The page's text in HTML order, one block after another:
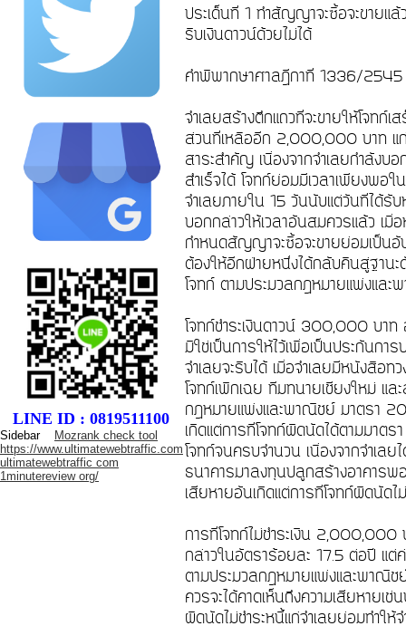
LINE ID : 0819511100
Sidebar
Mozrank check tool
https://www.ultimatewebtraffic.com
ultimatewebtraffic com
1minutereview org/
ประเด็นที่ 1 ทำสัญญาจะซื้อจะขายแ
ริบเงินดาวน์ด้วยไม่ได้
คำพิพากษาศาลฎีกาที่ 1336/
จำเลยสร้างตึกแถวที่จะขายให้โจทก์
ส่วนที่เหลืออีก 2,000,000 บาท แก่จ
สาระสำคัญ เนื่องจากจำเลยกำลังบ
สำเร็จได้ โจทก์ย่อมมีเวลาเพียงพอใ
จำเลยภายใน 15 วันนับแต่วันที่ได้รั
บอกกล่าวให้เวลาอันสมควรแล้ว เมื่
กำหนดสัญญาจะซื้อจะขายย่อมเป็น
ต้องให้อีกฝ่ายหนึ่งได้กลับคืนสู่ฐาน
โจทก์ ตามประมวลกฎหมายแพ่งแล
โจทก์ชำระเงินดาวน์ 300,000 บา
มิใช่เป็นการให้ไว้เพื่อเป็นประกันก
จำเลยจะริบได้ เมื่อจำเลยมีหนังสือ
โจทก์เพิกเฉย ทีมทนายเชียงใหม่ แ
กฎหมายแพ่งและพาณิชย์ มาตรา
เกิดแต่การที่โจทก์ผิดนัดได้ตามมาต
โจทก์จนครบจำนวน เนื่องจากจำเล
ธนาคารมาลงทุนปลูกสร้างอาคารพ
เสียหายอันเกิดแต่การที่โจทก์ผิดนัด
การที่โจทก์ไม่ชำระเงิน 2,000,000
กล่าวในอัตราร้อยละ 17.5 ต่อปี แต่
ตามประมวลกฎหมายแพ่งและพาณิช
ควรจะได้คาดเห็นถึงความเสียหายเ
ผิดนัดไม่ชำระหนี้แก่จำเลยย่อมทำให้